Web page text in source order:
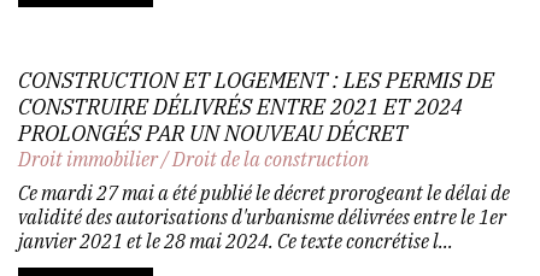
CONSTRUCTION ET LOGEMENT : LES PERMIS DE
CONSTRUIRE DÉLIVRÉS ENTRE 2021 ET 2024
PROLONGÉS PAR UN NOUVEAU DÉCRET
Droit immobilier/Droit de la construction
Ce mardi 27 mai a été publié le décret prorogeant le délai de
validité des autorisations d'urbanisme délivrées entre le 1er
janvier 2021 et le 28 mai 2024. Ce texte concrétise l...